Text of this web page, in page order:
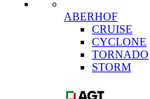
ABERHOF
CRUISE
CYCLONE
TORNADO
STORM